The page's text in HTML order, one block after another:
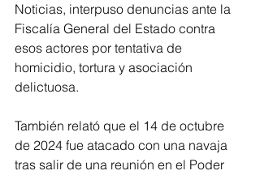
Noticias, interpuso denuncias ante la
Fiscalía General del Estado contra
esos actores por tentativa de
homicidio, tortura y asociación
delictuosa.
También relató que el 14 de octubre
de 2024 fue atacado con una navaja
tras salir de una reunión en el Poder